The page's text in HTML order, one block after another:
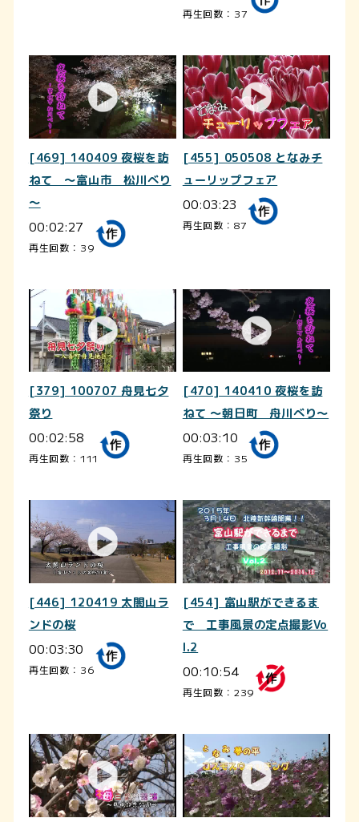
再生回数：37
[469] 140409 夜桜を訪
ねて ～富山市 松川べり
～
00:02:27
再生回数：39
[455] 050508 となみチ
ューリップフェア
00:03:23
再生回数：87
[379] 100707 舟見七夕
祭り
00:02:58
再生回数：111
[470] 140410 夜桜を訪
ねて ～朝日町 舟川べり～
00:03:10
再生回数：35
[446] 120419 太閤山ラ
ンドの桜
00:03:30
再生回数：36
[454] 富山駅ができるま
で 工事風景の定点撮影Vo
l.2
00:10:54
再生回数：239